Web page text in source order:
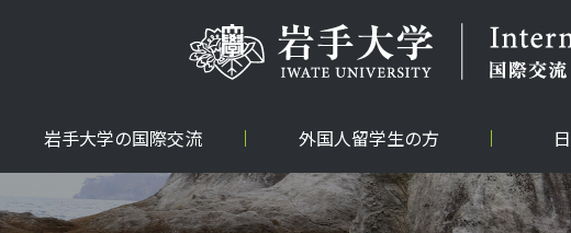
岩手大学の国際交流 外国人留学生の方